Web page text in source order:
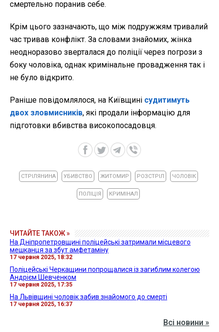
смертельно поранив себе.
Крім цього зазначають, що між подружжям тривалий
час тривав конфлікт. За словами знайомих, жінка
неодноразово зверталася до поліції через погрози з
боку чоловіка, однак кримінальне провадження так і
не було відкрито.
Раніше повідомлялося, на Київщині судитимуть
двох зловмисників, які продали інформацію для
підготовки вбивства високопосадовця.
СТРІЛЯНИНА УБИВСТВО ЖИТОМИР РОЗСТРІЛ ЧОЛОВІК
ПОЛІЦІЯ КРИМІНАЛ
ЧИТАЙТЕ ТАКОЖ »
На Дніпропетровщині поліцейські затримали місцевого
мешканця за збут амфетаміну
17 червня 2025, 18:32
Поліцейські Черкащини попрощалися із загиблим колегою
Андрієм Шевченком
17 червня 2025, 17:35
На Львівщині чоловік забив знайомого до смерті
17 червня 2025, 16:37
Всі новини »